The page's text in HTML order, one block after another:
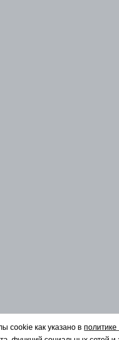
cookie как указано в